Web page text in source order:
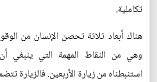
تكاملية.
هناك أبعاد ثلاثة تحصن الإنسان من
وهي من النقاط المهمة التي ينبغي
استنبطناه من زيارة الأربعين. فالزيارة